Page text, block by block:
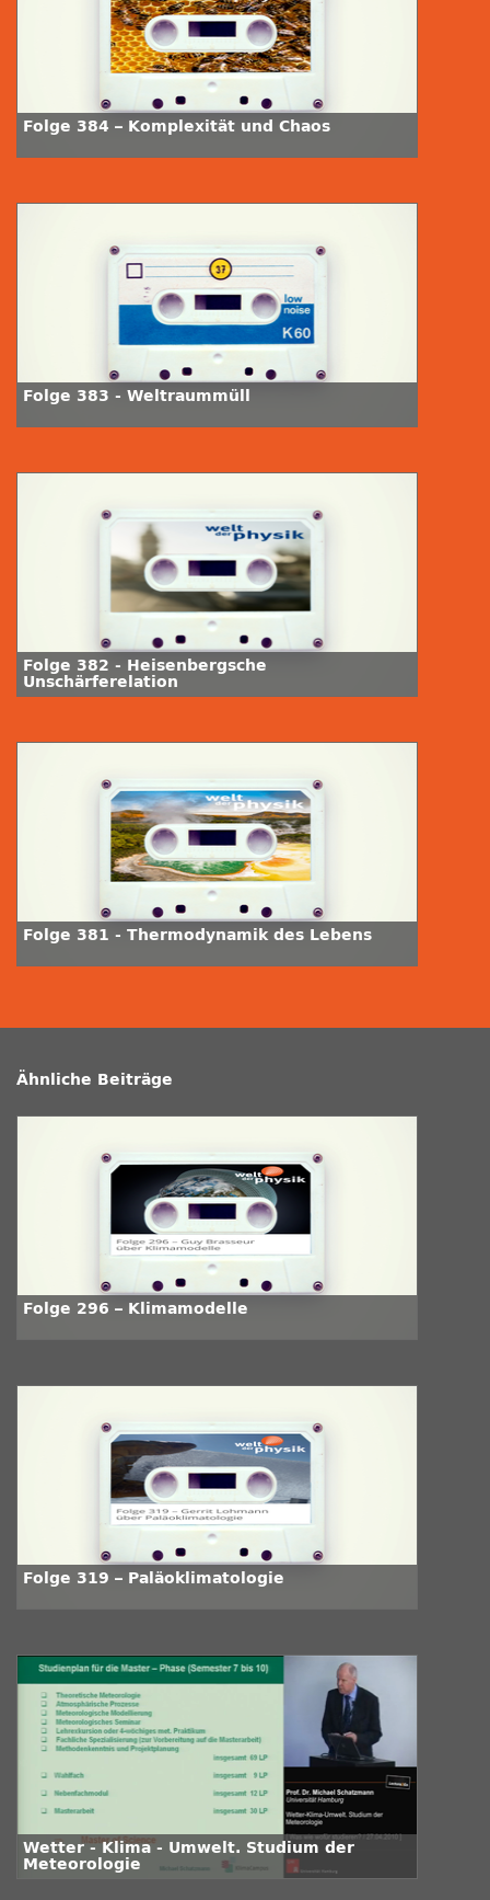
Folge 384 – Komplexität und Chaos
Folge 383 - Weltraummüll
Folge 382 - Heisenbergsche
Unschärferelation
Folge 381 - Thermodynamik des Lebens
Ähnliche Beiträge
Folge 296 – Klimamodelle
Folge 319 – Paläoklimatologie
Wetter - Klima - Umwelt. Studium der
Meteorologie